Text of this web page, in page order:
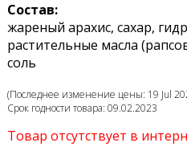
Состав:
жареный арахис, сахар,
растительные масла
соль
(Последнее изменение цены: 19 Jul
Срок годности товара: 09.02.2023
Товар отсутствует в